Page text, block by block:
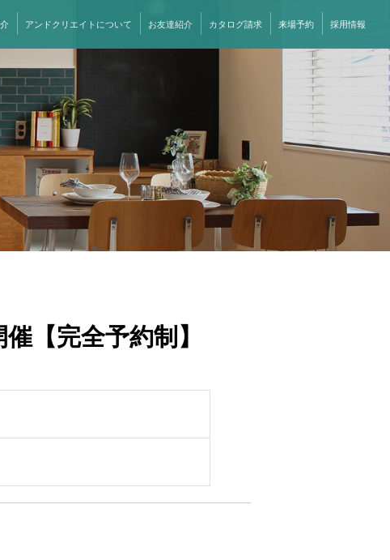
アンドクリエイトについて お友達紹介 カタログ請求 来場予約 採用情報
【完全予約制】